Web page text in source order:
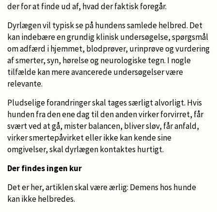
der for at finde ud af, hvad der faktisk foregår.
Dyrlægen vil typisk se på hundens samlede helbred. Det
kan indebære en grundig klinisk undersøgelse, spørgsmål
om adfærd i hjemmet, blodprøver, urinprøve og vurdering
af smerter, syn, hørelse og neurologiske tegn. I nogle
tilfælde kan mere avancerede undersøgelser være
relevante.
Pludselige forandringer skal tages særligt alvorligt. Hvis
hunden fra den ene dag til den anden virker forvirret, får
svært ved at gå, mister balancen, bliver sløv, får anfald,
virker smertepåvirket eller ikke kan kende sine
omgivelser, skal dyrlægen kontaktes hurtigt.
Der findes ingen kur
Det er her, artiklen skal være ærlig: Demens hos hunde
kan ikke helbredes.